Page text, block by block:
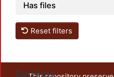
Has files
Reset filters
Settings